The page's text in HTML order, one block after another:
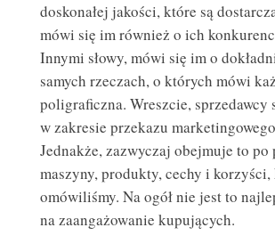
doskonałej jakości, które są
mówi się im również o ich
Innymi słowy, mówi się im o
samych rzeczach, o których mówi
poligraficzna. Wreszcie, sprzedawcy
w zakresie przekazu
Jednakże, zazwyczaj obejmuje to po
maszyny, produkty, cechy i
omówiliśmy. Na ogół nie jest to
na zaangażowanie kupujących.